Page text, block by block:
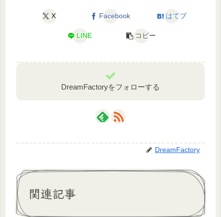
X Facebook はてブ
LINE コピー
DreamFactoryをフォローする
DreamFactory
関連記事